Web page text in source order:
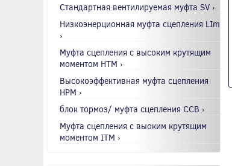
Стандартная вентилируемая муфта SV ›
Низкоэнерционная муфта сцепления LIm
›
Муфта сцепления с высоким крутящим
моментом HTM ›
Высокоэффективная муфта сцепления
HPM ›
блок тормоз/ муфта сцепления CCB ›
Муфта сцепления с выоким крутящим
моментом ITM ›